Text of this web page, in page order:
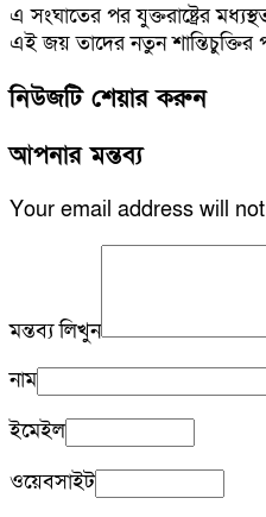
এ সংঘাতের পর যুক্তরাষ্ট্রের
এই জয় তাদের নতুন শান্তিচুক্তির
নিউজটি শেয়ার করুন
আপনার মন্তব্য
Your email address will
মন্তব্য লিখুন
নাম
ইমেইল
ওয়েবসাইট